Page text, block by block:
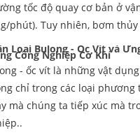
tốc độ quay cơ bản ở
phút). Tuy nhiên, bơm thủy
Loại Bulong - Ốc Vít và
Công Nghiệp Cơ Khí
- ốc vít là những vật
chỉ trong các loại phương
mà chúng ta tiếp xúc mà